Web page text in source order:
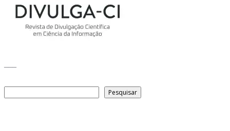
Pesquisar